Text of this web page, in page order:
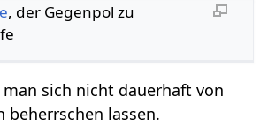
, der Gegenpol zu
sich nicht dauerhaft von
beherrschen lassen.